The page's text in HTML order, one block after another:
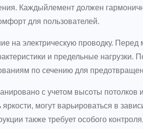
Каждыйлемент должен
для пользователей.
на электрическую проводку. Перед
и предельные нагрузки.
по сечению для
с учетом высоты
могут варьироваться в
также требует особого